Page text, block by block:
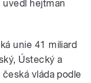
hejtman
unie 41 miliard
Ústecký a
vláda podle